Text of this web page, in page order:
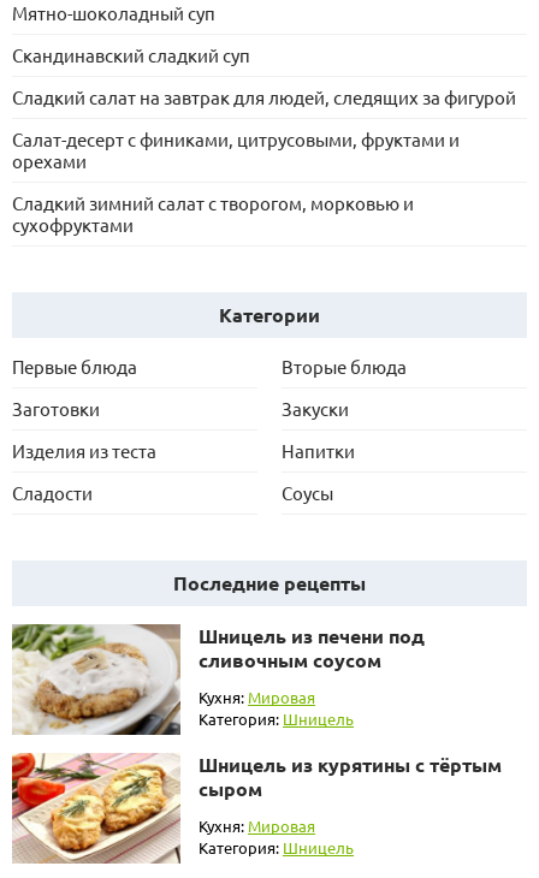
Мятно-шоколадный суп
Скандинавский сладкий суп
Сладкий салат на завтрак для людей, следящих за фигурой
Салат-десерт с финиками, цитрусовыми, фруктами и
орехами
Сладкий зимний салат с творогом, морковью и
сухофруктами
Категории
Первые блюда
Вторые блюда
Заготовки
Закуски
Изделия из теста
Напитки
Сладости
Соусы
Последние рецепты
Шницель из печени под
сливочным соусом
Кухня: Мировая
Категория: Шницель
Шницель из курятины с тёртым
сыром
Кухня: Мировая
Категория: Шницель